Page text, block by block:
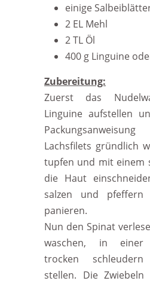
einige
2 EL Mehl
2 TL Öl
400 g Linguine
Zubereitung:
Zuerst das
Linguine aufstellen
Lachsfilets gründlich
tupfen und mit einem
die Haut
salzen und
panieren.
Nun den Spinat
waschen, in einer
trocken
stellen. Die